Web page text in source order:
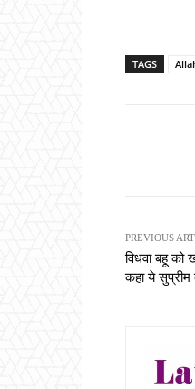
TAGS
PREVIOUS
विधवा बहू को
कहा ये